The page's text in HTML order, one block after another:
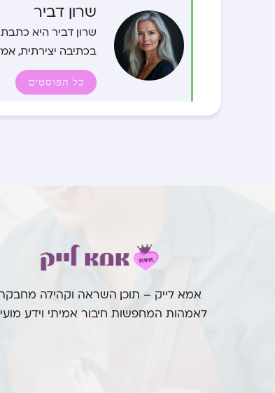
שרון דביר
שרון דביר היא
בכתיבה יצירתית,
כל הפוסטים
אמא לייק – תוכן, השראה וקהילה
לאמהות המחפשות חיבור אמיתי וידע